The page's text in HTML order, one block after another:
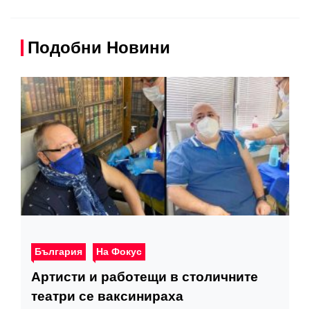
Подобни Новини
България На Фокус
Артисти и работещи в столичните
театри се ваксинираха